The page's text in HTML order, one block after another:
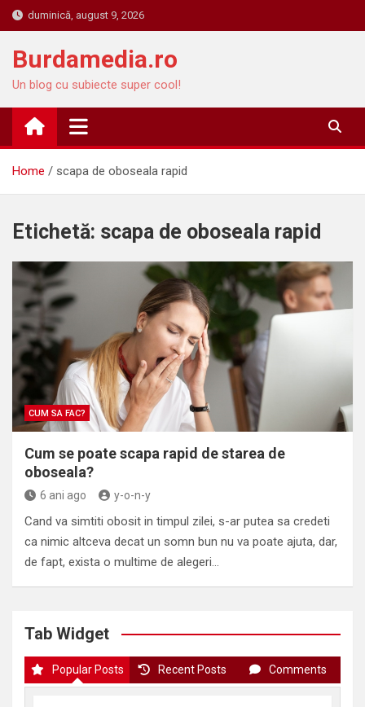
Skip
to
content
duminică, august 9, 2026
Burdamedia.ro
Un blog cu subiecte super cool!
Home scapa de oboseala rapid
Etichetă: scapa de oboseala rapid
CUM SA FAC?
Cum se poate scapa rapid de starea de
oboseala?
6 ani ago y-o-n-y
Cand va simtiti obosit in timpul zilei, s-ar putea sa credeti
ca nimic altceva decat un somn bun nu va poate ajuta, dar,
de fapt, exista o multime de alegeri…
Tab Widget
Popular Posts Recent Posts Comments